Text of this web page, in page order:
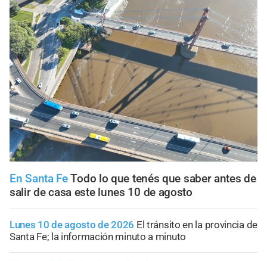
En Santa FeTodo lo que tenés que saber antes de
salir de casa este lunes 10 de agosto
Lunes 10 de agosto de 2026 El tránsito en la provincia de
Santa Fe; la información minuto a minuto